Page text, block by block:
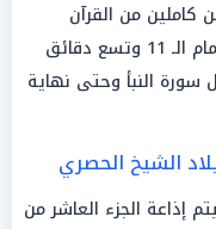
كاملين من القرآن
الكريم بصوته، على أن يكون ذلك في تمام الـ 11 وتسع دقائق
تلاوة الجزء الـ 30 من أول سورة النبأ وحتى نهاية
الشيخ الحصري
إذاعة الجزء العاشر من